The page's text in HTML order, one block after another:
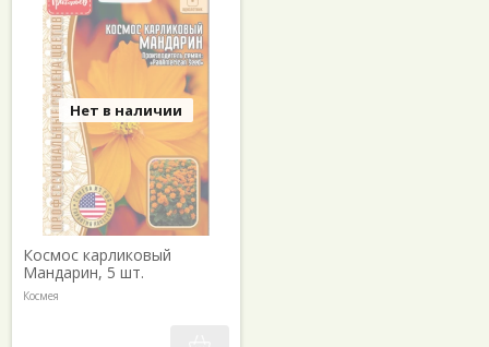
Нет в наличии
Космос карликовый
Мандарин, 5 шт.
Космея